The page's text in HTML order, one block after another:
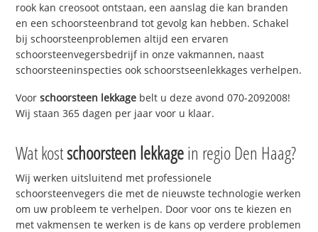
rook kan creosoot ontstaan, een aanslag die kan branden
en een schoorsteenbrand tot gevolg kan hebben. Schakel
bij schoorsteenproblemen altijd een ervaren
schoorsteenvegersbedrijf in onze vakmannen, naast
schoorsteeninspecties ook schoorstseenlekkages verhelpen.
Voorschoorsteen lekkage belt u deze avond 070-2092008!
Wij staan 365 dagen per jaar voor u klaar.
Wat kostschoorsteen lekkagein regio Den Haag?
Wij werken uitsluitend met professionele
schoorsteenvegers die met de nieuwste technologie werken
om uw probleem te verhelpen. Door voor ons te kiezen en
met vakmensen te werken is de kans op verdere problemen